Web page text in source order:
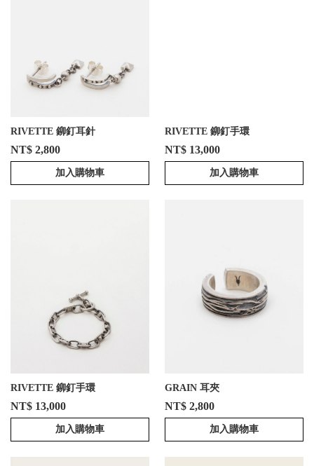
RIVETTE 鉚釘耳針
NT$ 2,800
加入購物車
RIVETTE 鉚釘手環
NT$ 13,000
加入購物車
RIVETTE 鉚釘手環
NT$ 13,000
加入購物車
GRAIN 耳夾
NT$ 2,800
加入購物車